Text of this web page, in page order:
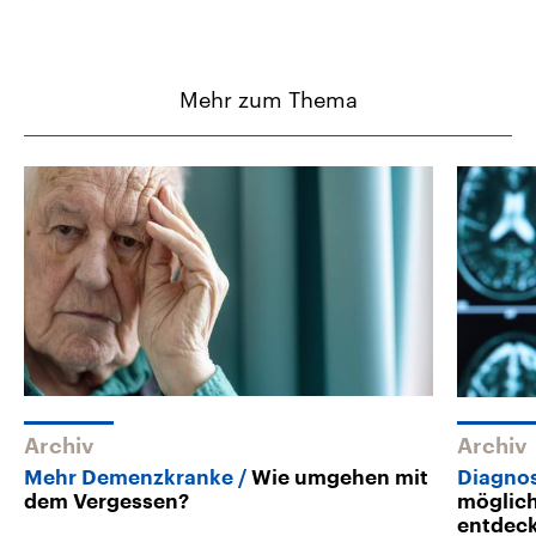
Mehr zum Thema
Archiv
Mehr Demenzkranke
Wie umgehen mit
dem Vergessen?
Archiv